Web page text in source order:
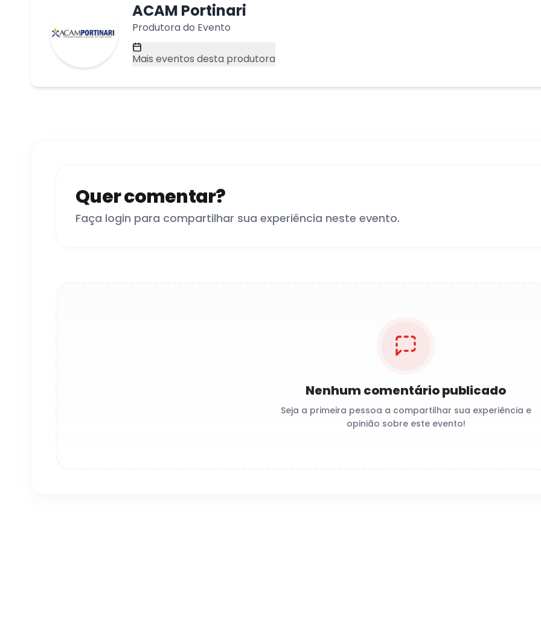
ACAM Portinari
Produtora do Evento
Mais eventos desta produtora
Quer comentar?
Faça login para compartilhar sua experiência neste evento.
Nenhum comentário publicado
Seja a primeira pessoa a compartilhar sua experiência e
opinião sobre este evento!